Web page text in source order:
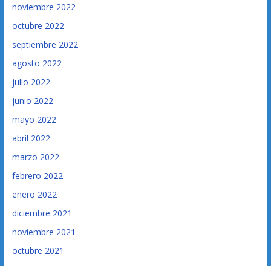
noviembre 2022
octubre 2022
septiembre 2022
agosto 2022
julio 2022
junio 2022
mayo 2022
abril 2022
marzo 2022
febrero 2022
enero 2022
diciembre 2021
noviembre 2021
octubre 2021